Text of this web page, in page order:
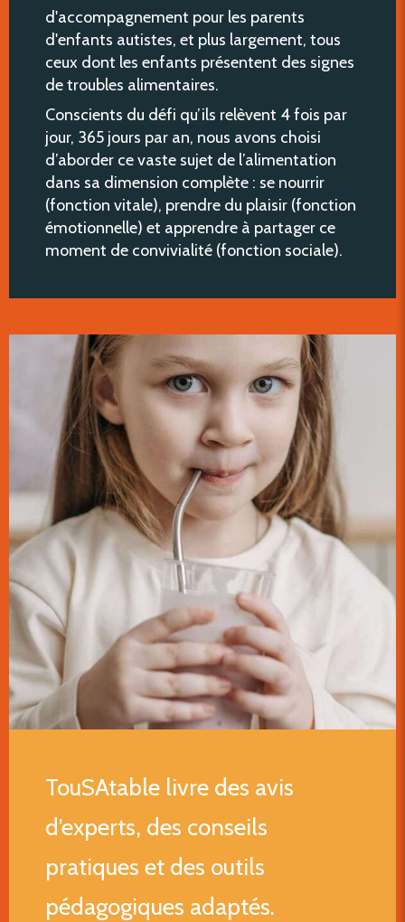
d'accompagnement pour les parents
d'enfants autistes, et plus largement, tous
ceux dont les enfants présentent des signes
de troubles alimentaires.
Conscients du défi qu’ils relèvent 4 fois par
jour, 365 jours par an, nous avons choisi
d’aborder ce vaste sujet de l’alimentation
dans sa dimension complète : se nourrir
(fonction vitale), prendre du plaisir (fonction
émotionnelle) et apprendre à partager ce
moment de convivialité (fonction sociale).
TouSAtable livre des avis
d’experts, des conseils
pratiques et des outils
pédagogiques adaptés.